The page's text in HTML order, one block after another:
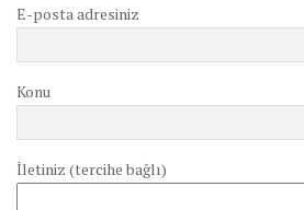
E-posta adresiniz
Konu
İletiniz (tercihe bağlı)